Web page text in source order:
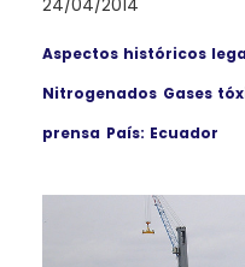
24/04/2014
Aspectos históricos
Nitrogenados Gases
prensa País: Ecuador